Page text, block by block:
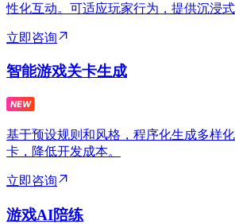
性化互动。可适应玩家行为，提供沉浸式
立即咨询
智能游戏关卡生成
基于预设规则和风格，程序化生成多样
卡，降低开发成本。
立即咨询
游戏AI陪练